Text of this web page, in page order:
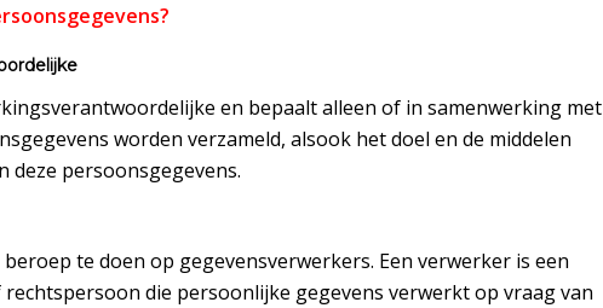
en bepaalt alleen of in samenwerking met
worden verzameld, alsook het doel en de middelen
deze persoonsgegevens.
te doen op gegevensverwerkers. Een verwerker is een
die persoonlijke gegevens verwerkt op vraag van